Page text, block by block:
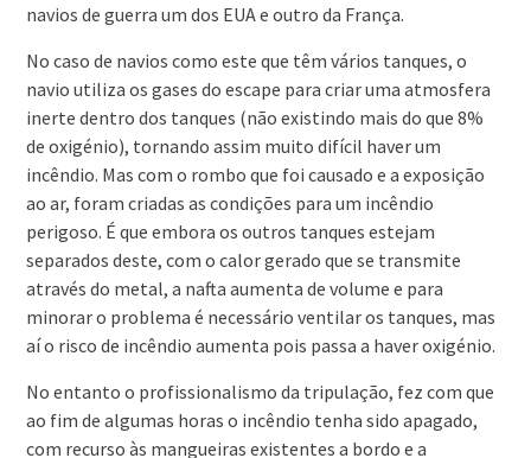
navios de guerra um dos EUA e outro da França.
No caso de navios como este que têm vários tanques, o
navio utiliza os gases do escape para criar uma atmosfera
inerte dentro dos tanques (não existindo mais do que 8%
de oxigénio), tornando assim muito difícil haver um
incêndio. Mas com o rombo que foi causado e a exposição
ao ar, foram criadas as condições para um incêndio
perigoso. É que embora os outros tanques estejam
separados deste, com o calor gerado que se transmite
através do metal, a nafta aumenta de volume e para
minorar o problema é necessário ventilar os tanques, mas
aí o risco de incêndio aumenta pois passa a haver oxigénio.
No entanto o profissionalismo da tripulação, fez com que
ao fim de algumas horas o incêndio tenha sido apagado,
com recurso às mangueiras existentes a bordo e a